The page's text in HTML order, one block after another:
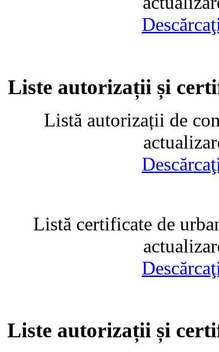
Liste autorizații și
Listă autorizații de
Listă certificate de
Liste autorizații și